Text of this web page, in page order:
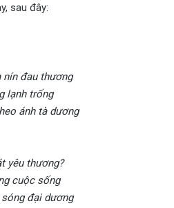
sau đây:
nín đau thương
lạnh trống
ánh tà dương
yêu thương?
cuộc sống
đại dương